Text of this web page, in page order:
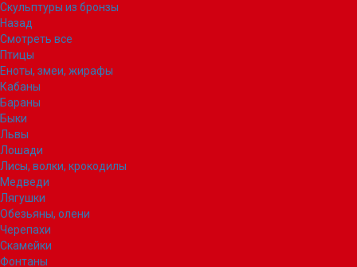
Скульптуры из бронзы
Назад
Смотреть все
Птицы
Еноты, змеи, жирафы
Кабаны
Бараны
Быки
Львы
Лошади
Лисы, волки, крокодилы
Медведи
Лягушки
Обезьяны, олени
Черепахи
Скамейки
Фонтаны